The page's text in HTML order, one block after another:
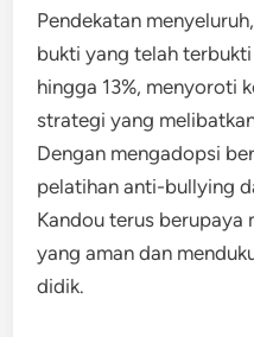
Pendekatan
bukti yang telah
hingga 13%, menyoroti
strategi yang
Dengan mengadopsi
pelatihan anti-bullying
Kandou terus berupaya
yang aman dan
didik.